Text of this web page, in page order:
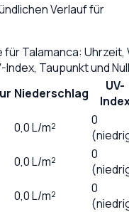
Verlauf für
fürTalamanca:
Index, Taupunkt und
Niederschlag
UV-
0,0L/m²
0
0,0L/m²
0
0,0L/m²
0